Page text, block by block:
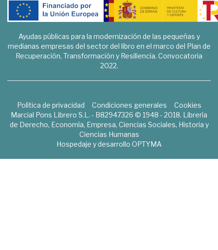
Ayudas públicas para la modernización de las pequeñas y
medianas empresas del sector del libro en el marco del Plan de
Recuperación, Transformación y Resiliencia. Convocatoria
2022.
Política de privacidad Condiciones generales
Cookies
Marcial Pons Librero S.L. - B82947326 © 1948 - 2018. Librería
de Derecho, Economía, Empresa, Ciencias Sociales, Historia y
Ciencias Humanas
Hospedaje y desarrollo OPTYMA